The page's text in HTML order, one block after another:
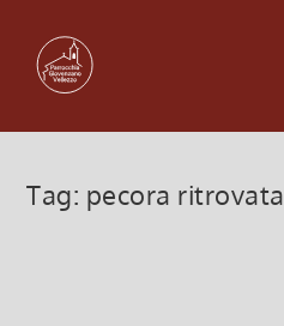
Tag: pecora ritrovata